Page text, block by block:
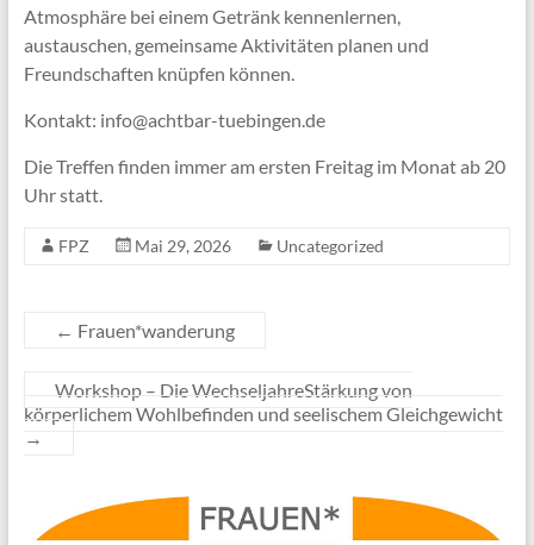
Atmosphäre bei einem Getränk kennenlernen,
austauschen, gemeinsame Aktivitäten planen und
Freundschaften knüpfen können.
Kontakt: info@achtbar-tuebingen.de
Die Treffen finden immer am ersten Freitag im Monat ab 20
Uhr statt.
FPZ Mai 29, 2026 Uncategorized
← Frauen*wanderung
Workshop – Die WechseljahreStärkung von
körperlichem Wohlbefinden und seelischem Gleichgewicht
→